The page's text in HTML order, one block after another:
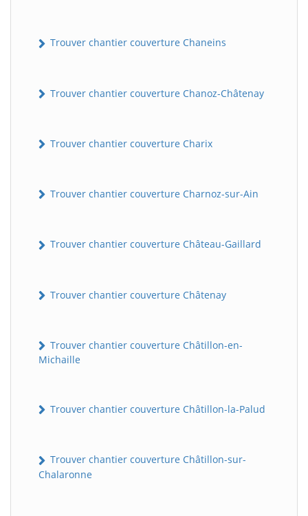
Trouver chantier couverture Chaneins
Trouver chantier couverture Chanoz-Châtenay
Trouver chantier couverture Charix
Trouver chantier couverture Charnoz-sur-Ain
Trouver chantier couverture Château-Gaillard
Trouver chantier couverture Châtenay
Trouver chantier couverture Châtillon-en-
Michaille
Trouver chantier couverture Châtillon-la-Palud
Trouver chantier couverture Châtillon-sur-
Chalaronne